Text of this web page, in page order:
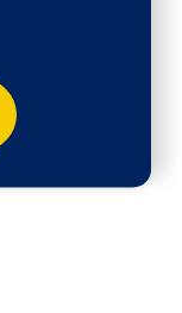
de rectification et de